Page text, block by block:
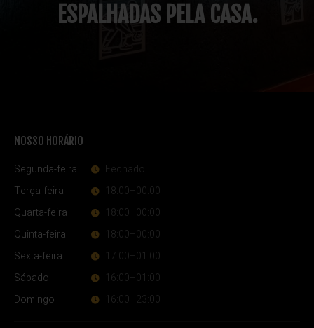
ESPALHADAS PELA CASA.
NOSSO HORÁRIO
Segunda-feira
Terça-feira
Quarta-feira
Quinta-feira
Sexta-feira
Sábado
Domingo
Fechado
18:00–00:00
18:00–00:00
18:00–00:00
17:00–01:00
16:00–01:00
16:00–23:00